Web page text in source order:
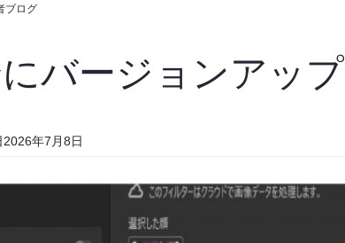
ブログ
バージョンアップ
2026年7月8日